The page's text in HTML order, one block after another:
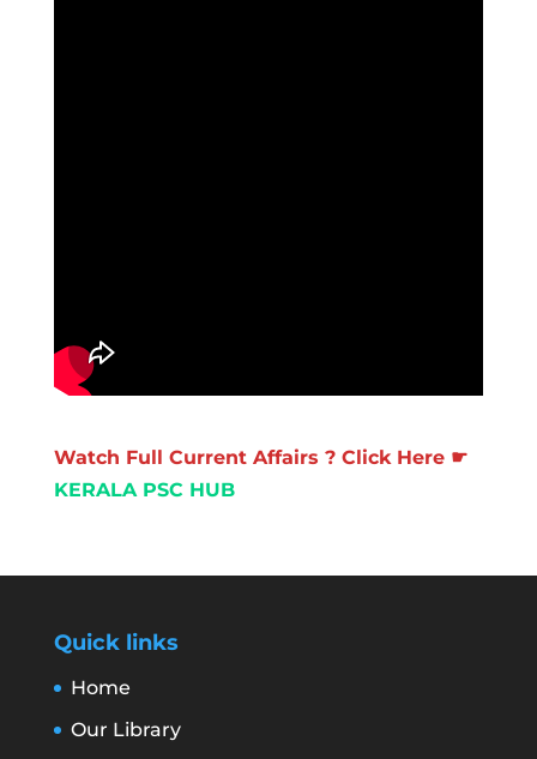
Watch Full Current Affairs ? Click Here ☛
KERALA PSC HUB
Quick links
Home
Our Library